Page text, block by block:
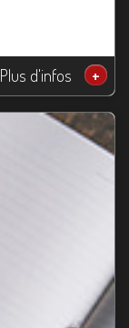
Plus d'infos +